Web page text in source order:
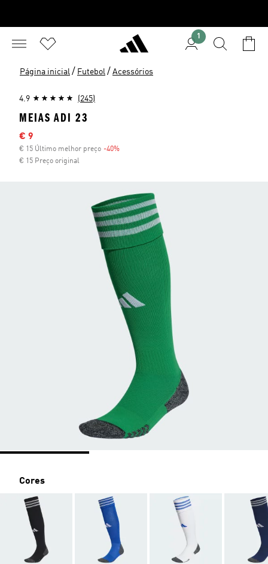
1
Página inicial / Futebol / Acessórios
4.9 (245)
MEIAS ADI 23
Preço com desconto
€ 9
€ 15 Último melhor preço -40%
€ 15 Preço original
Cores